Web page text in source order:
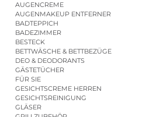
AUGENCREME
AUGENMAKEUP ENTFERNER
BADTEPPICH
BADEZIMMER
BESTECK
BETTWÄSCHE & BETTBEZÜGE
DEO & DEODORANTS
GÄSTETÜCHER
FÜR SIE
GESICHTSCREME HERREN
GESICHTSREINIGUNG
GLÄSER